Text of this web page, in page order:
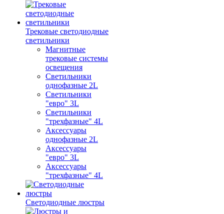
Трековые светодиодные
светильники
Магнитные
трековые системы
освещения
Светильники
однофазные 2L
Светильники
"евро" 3L
Светильники
"трехфазные" 4L
Аксессуары
однофазные 2L
Аксессуары
"евро" 3L
Аксессуары
"трехфазные" 4L
Светодиодные люстры